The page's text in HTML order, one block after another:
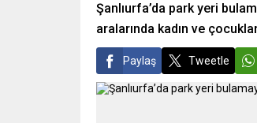
Şanlıurfa’da park yeri
aralarında kadın ve
Paylaş Tweetle